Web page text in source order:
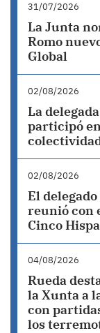
31/07/2026
La Junta
Romo
Global
02/08/2026
La
participó
02/08/2026
El
reunió con
Cinco
04/08/2026
Rueda
la Xunta a
con
los